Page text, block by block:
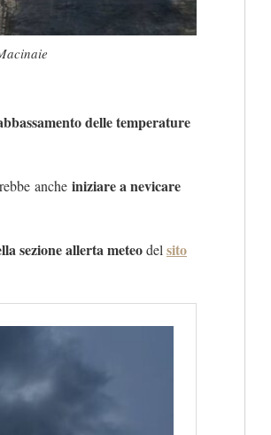
delle temperature
anche iniziare a nevicare
sezione allerta meteodel sito